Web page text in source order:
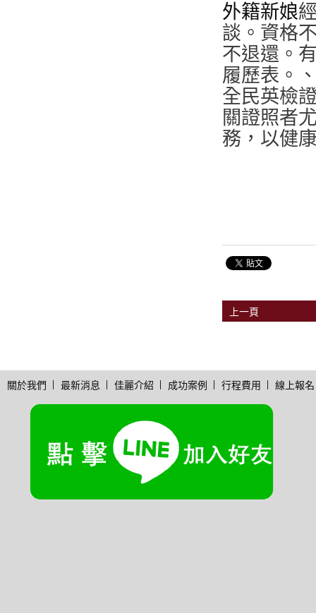
外籍新娘
談。資格
不退還。
履歷表。
全民英檢
關證照者
務，以健
上一頁
關於我們 最新消息 佳麗介紹 成功案例 行程費用 線上報名